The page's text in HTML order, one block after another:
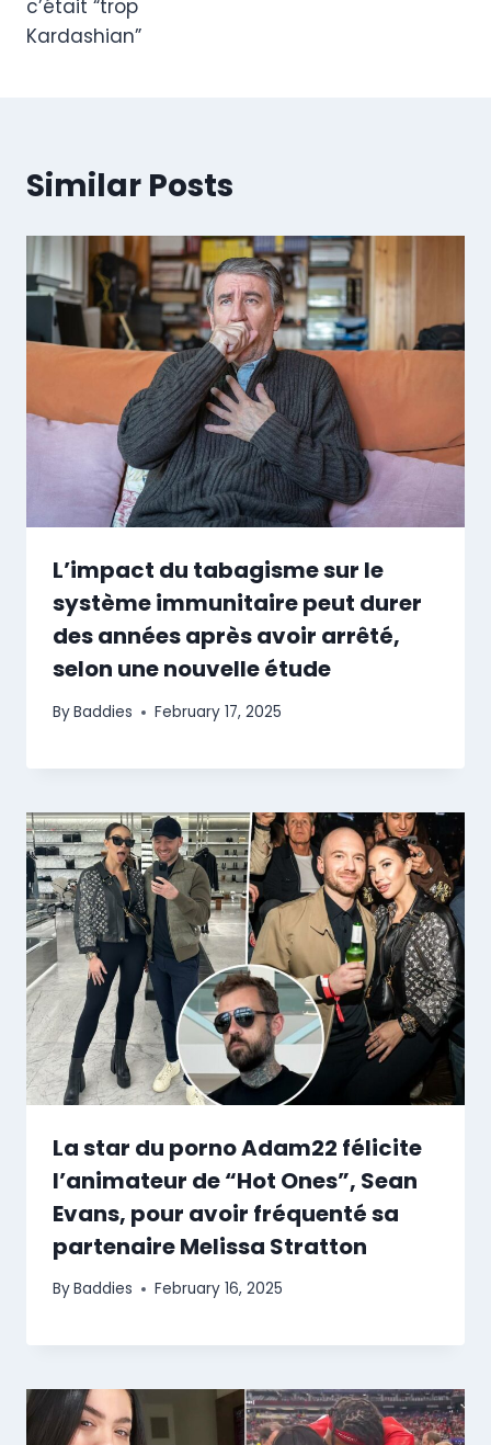
c’était “trop ​​
Kardashian”
Similar Posts
L’impact du tabagisme sur le
système immunitaire peut durer
des années après avoir arrêté,
selon une nouvelle étude
ByBaddies February 17, 2025
La star du porno Adam22 félicite
l’animateur de “Hot Ones”, Sean
Evans, pour avoir fréquenté sa
partenaire Melissa Stratton
ByBaddies February 16, 2025